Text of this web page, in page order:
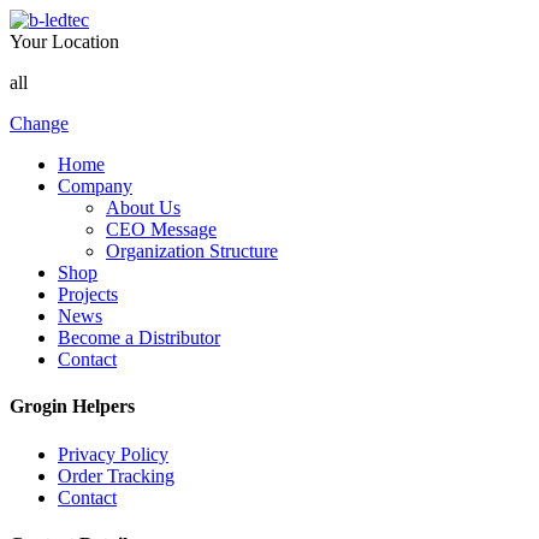
Your Location
all
Change
Home
Company
About Us
CEO Message
Organization Structure
Shop
Projects
News
Become a Distributor
Contact
Grogin Helpers
Privacy Policy
Order Tracking
Contact